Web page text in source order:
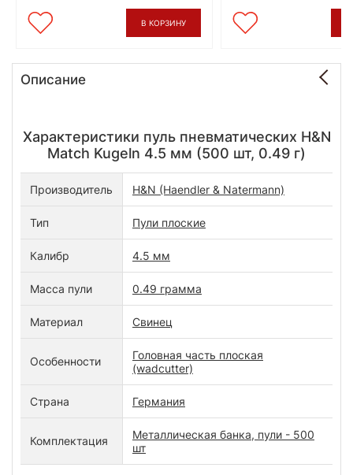
В КОРЗИНУ
Описание
Характеристики пуль пневматических H&N
Match Kugeln 4.5 мм (500 шт, 0.49 г)
Производитель H&N (Haendler & Natermann)
Тип Пули плоские
Калибр 4.5 мм
Масса пули 0.49 грамма
Материал Свинец
Особенности
Головная часть плоская
(wadcutter)
Страна Германия
Комплектация
Металлическая банка, пули - 500
шт